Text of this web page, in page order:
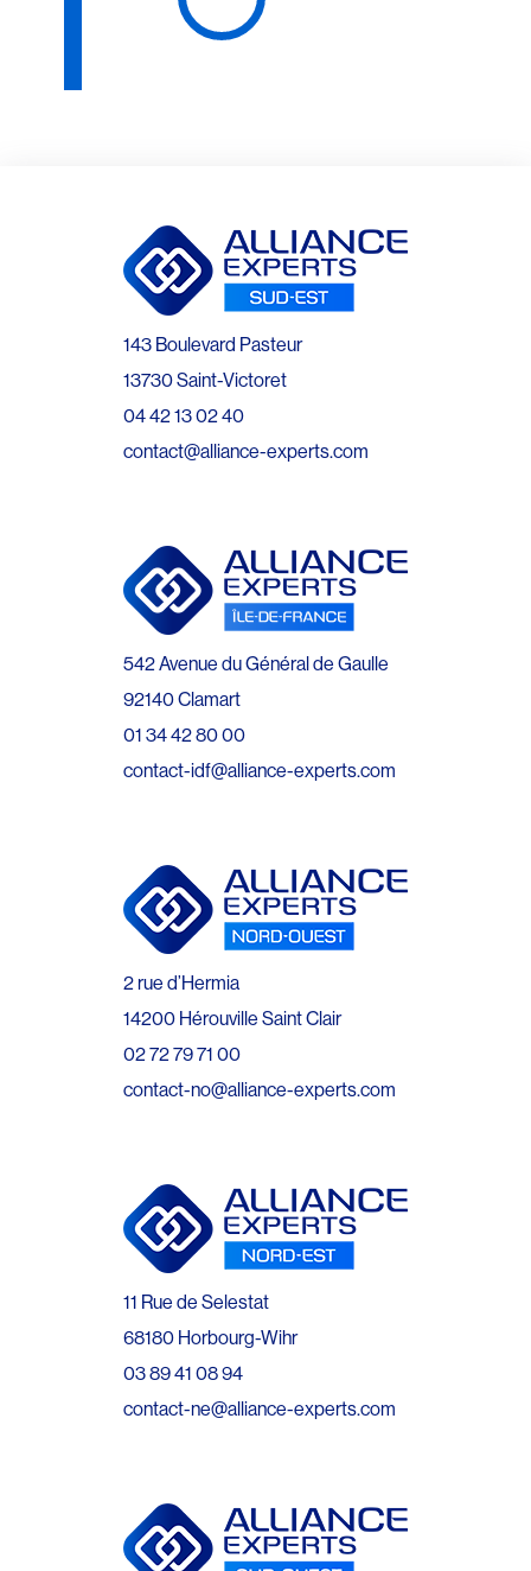
143 Boulevard Pasteur
13730 Saint-Victoret
04 42 13 02 40
contact@alliance-experts.com
542 Avenue du Général de Gaulle
92140 Clamart
01 34 42 80 00
contact-idf@alliance-experts.com
2 rue d’Hermia
14200 Hérouville Saint Clair
02 72 79 71 00
contact-no@alliance-experts.com
11 Rue de Selestat
68180 Horbourg-Wihr
03 89 41 08 94
contact-ne@alliance-experts.com